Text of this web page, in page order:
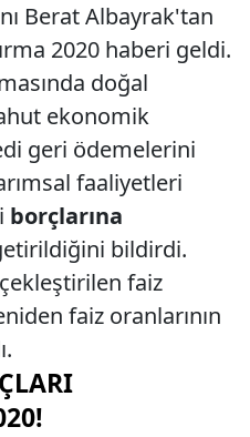
Berat Albayrak'tan
2020 haberi geldi.
doğal
ekonomik
geri ödemelerini
faaliyetleri
borçlarına
bildirdi.
faiz
faiz oranlarının